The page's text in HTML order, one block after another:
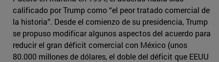
calificado por Trump como “el peor tratado comercial de
la historia”. Desde el comienzo de su presidencia, Trump
se propuso modificar algunos aspectos del acuerdo para
reducir el gran déficit comercial con México (unos
80.000 millones de dólares, el doble del déficit que EEUU